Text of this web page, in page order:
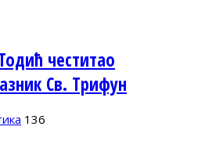
честитао
Св. Трифун
136